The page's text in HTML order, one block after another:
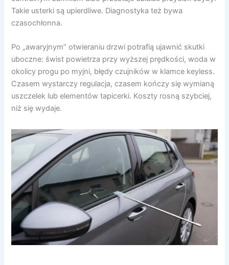
Takie usterki są upierdliwe. Diagnostyka też bywa
czasochłonna.
Po „awaryjnym” otwieraniu drzwi potrafią ujawnić skutki
uboczne: świst powietrza przy wyższej prędkości, woda w
okolicy progu po myjni, błędy czujników w klamce keyless.
Czasem wystarczy regulacja, czasem kończy się wymianą
uszczelek lub elementów tapicerki. Koszty rosną szybciej,
niż się wydaje.